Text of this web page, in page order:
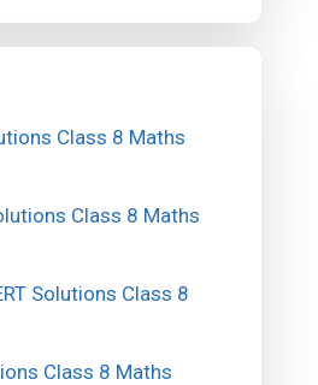
Class 8 Maths
Class 8 Maths
Solutions Class 8
Class 8 Maths